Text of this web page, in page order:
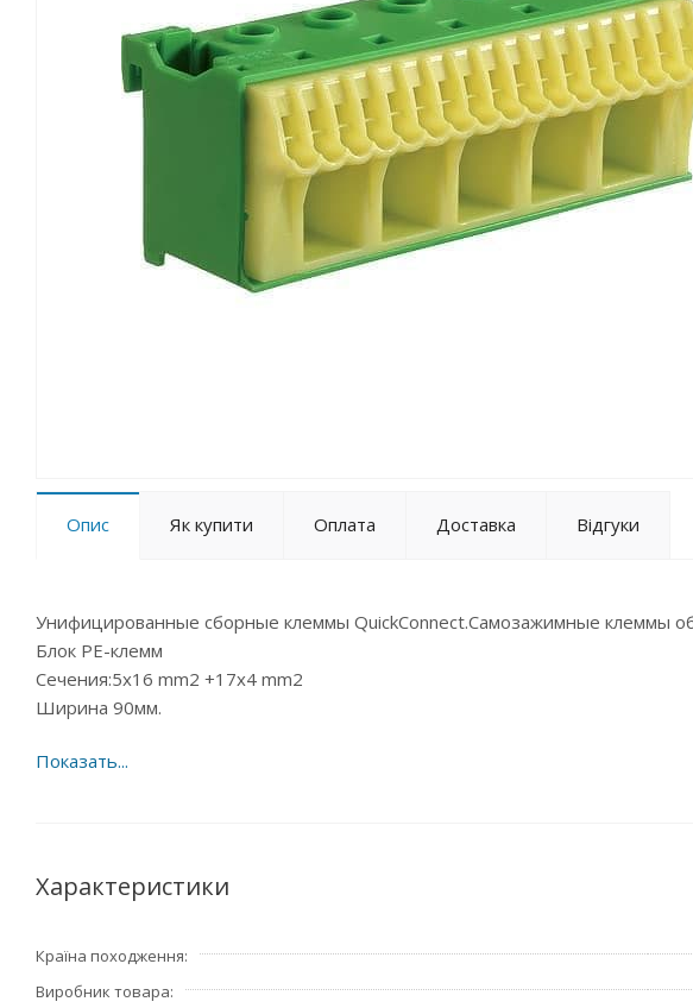
Опис Як купити Оплата Доставка Відгуки
Унифицированные сборные клеммы QuickConnect.Самозажимные клеммы
Блок PE-клемм
Сечения:5x16 mm2 +17x4 mm2
Ширина 90мм.
Характеристики
Країна походження
Виробник товара